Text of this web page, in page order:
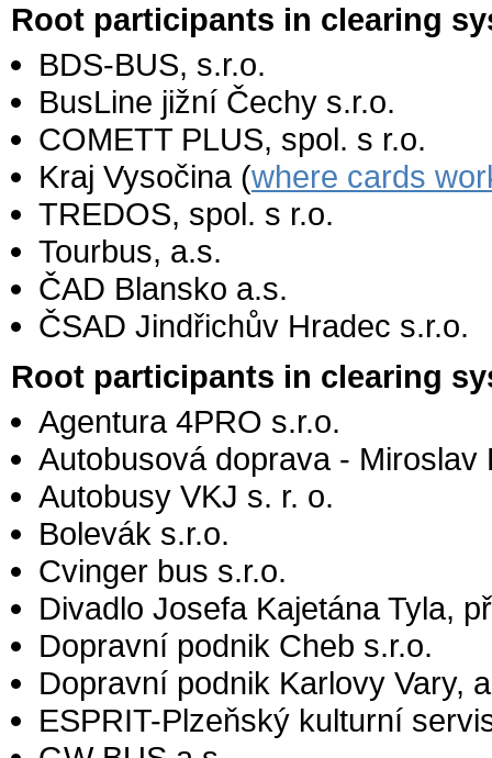
Root participants in clearing
BDS-BUS, s.r.o.
BusLine jižní Čechy s.r.o.
COMETT PLUS, spol. s r.o.
Kraj Vysočina (where cards
TREDOS, spol. s r.o.
Tourbus, a.s.
ČAD Blansko a.s.
ČSAD Jindřichův Hradec s.r.o.
Root participants in clearing
Agentura 4PRO s.r.o.
Autobusová doprava - Miroslav
Autobusy VKJ s. r. o.
Bolevák s.r.o.
Cvinger bus s.r.o.
Divadlo Josefa Kajetána Tyla,
Dopravní podnik Cheb s.r.o.
Dopravní podnik Karlovy Vary,
ESPRIT-Plzeňský kulturní